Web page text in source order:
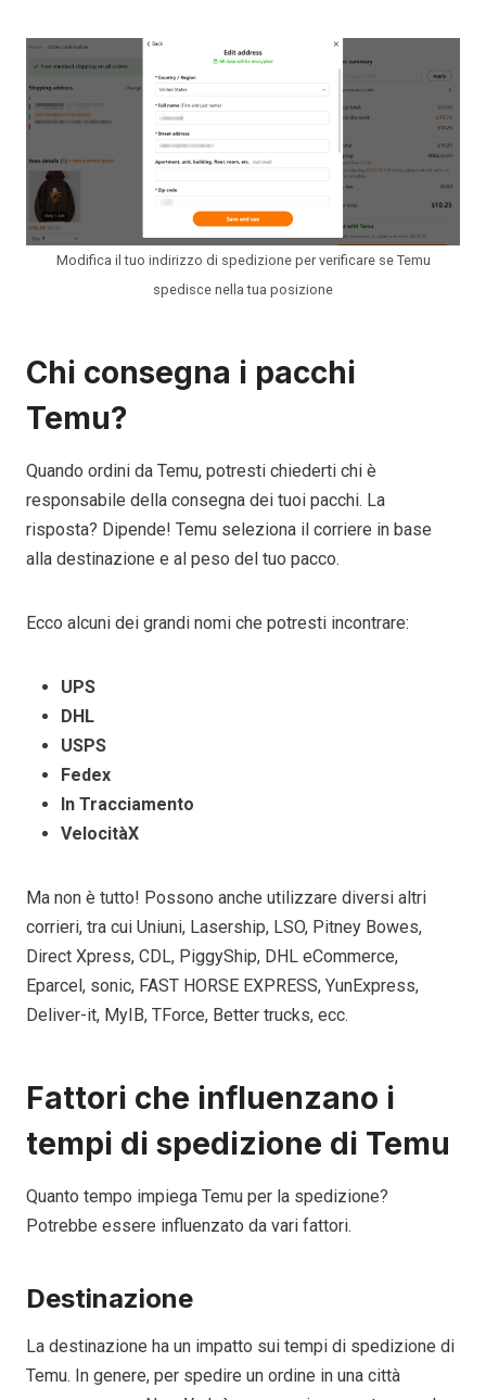
Modifica il tuo indirizzo di spedizione per verificare se Temu
spedisce nella tua posizione
Chi consegna i pacchi
Temu?
Quando ordini da Temu, potresti chiederti chi è
responsabile della consegna dei tuoi pacchi. La
risposta? Dipende! Temu seleziona il corriere in base
alla destinazione e al peso del tuo pacco.
Ecco alcuni dei grandi nomi che potresti incontrare:
UPS
DHL
USPS
Fedex
In Tracciamento
VelocitàX
Ma non è tutto! Possono anche utilizzare diversi altri
corrieri, tra cui Uniuni, Lasership, LSO, Pitney Bowes,
Direct Xpress, CDL, PiggyShip, DHL eCommerce,
Eparcel, sonic, FAST HORSE EXPRESS, YunExpress,
Deliver-it, MyIB, TForce, Better trucks, ecc.
Fattori che influenzano i
tempi di spedizione di Temu
Quanto tempo impiega Temu per la spedizione?
Potrebbe essere influenzato da vari fattori.
Destinazione
La destinazione ha un impatto sui tempi di spedizione di
Temu. In genere, per spedire un ordine in una città